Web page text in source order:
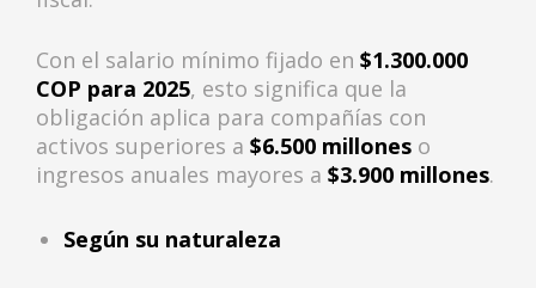
Con el salario mínimo fijado en $1.300.000
COP para 2025, esto significa que la
obligación aplica para compañías con
activos superiores a $6.500 millones o
ingresos anuales mayores a $3.900 millones.
Según su naturaleza